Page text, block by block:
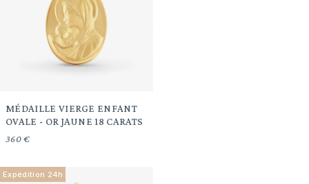
MÉDAILLE VIERGE ENFANT
OVALE - OR JAUNE 18 CARATS
360 €
Expédition 24h